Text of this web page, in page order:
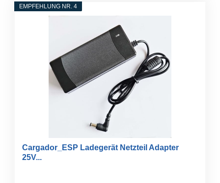
EMPFEHLUNG NR. 4
Cargador_ESP Ladegerät Netzteil Adapter
25V...